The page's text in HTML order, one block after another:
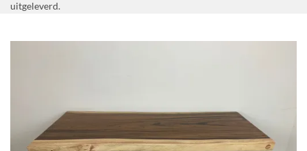
uitgeleverd.